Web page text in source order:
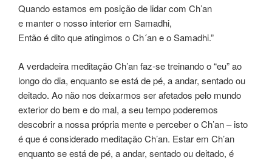
Quando estamos em posição de lidar com Ch’an
e manter o nosso interior em Samadhi,
Então é dito que atingimos o Ch´an e o Samadhi.”
A verdadeira meditação Ch’an faz-se treinando o “eu” ao
longo do dia, enquanto se está de pé, a andar, sentado ou
deitado. Ao não nos deixarmos ser afetados pelo mundo
exterior do bem e do mal, a seu tempo poderemos
descobrir a nossa própria mente e perceber o Ch’an – isto
é que é considerado meditação Ch’an. Estar em Ch’an
enquanto se está de pé, a andar, sentado ou deitado, é